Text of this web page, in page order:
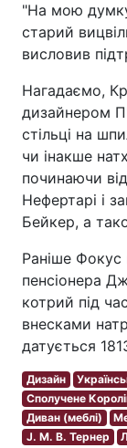
"На мою
старий
висловив
Нагадаємо,
дизайнером
стільці на
чи інакше
починаючи
Нефертарі і
Бейкер, а
Раніше Фокус
пенсіонера
котрий під
внесками
датується
Дизайн
Сполучене
Диван (меблі)
J. М. В. Тернер